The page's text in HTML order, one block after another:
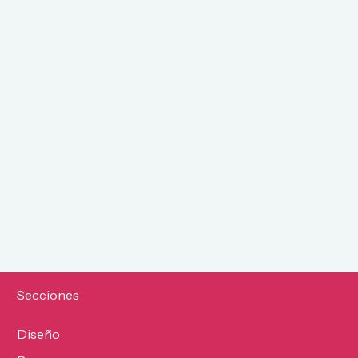
Secciones
Diseño